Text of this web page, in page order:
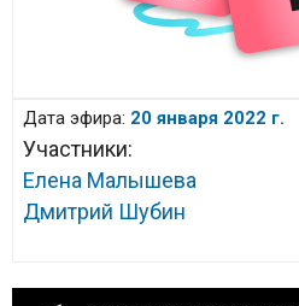
Дата эфира: 20 января 2022 г.
Участники:
Елена Малышева
Дмитрий Шубин